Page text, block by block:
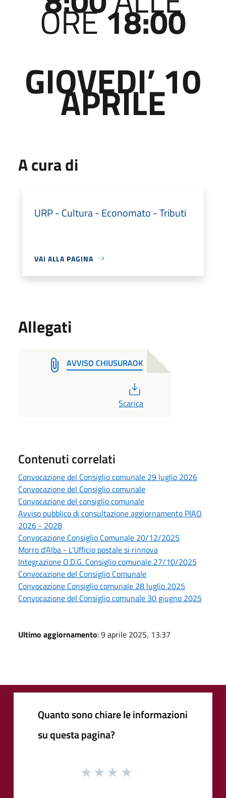
ORE18:00
GIOVEDI’ 10
APRILE
A cura di
URP - Cultura - Economato - Tributi
VAI ALLA PAGINA
Allegati
AVVISO CHIUSURAOK
Scarica
Contenuti correlati
Convocazione del Consiglio comunale 29 luglio 2026
Convocazione del Consiglio comunale
Convocazione del consiglio comunale
Avviso pubblico di consultazione aggiornamento PIAO
2026 - 2028
Convocazione Consiglio Comunale 20/12/2025
Morro d'Alba - L'Ufficio postale si rinnova
Integrazione O.D.G. Consiglio comunale 27/10/2025
Convocazione del Consiglio Comunale
Convocazione Consiglio comunale 28 luglio 2025
Convocazione del Consiglio comunale 30 giugno 2025
Ultimo aggiornamento: 9 aprile 2025, 13:37
Quanto sono chiare le informazioni
su questa pagina?